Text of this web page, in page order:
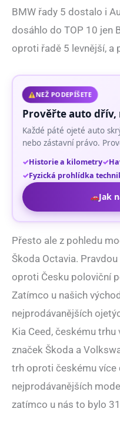
BMW řady 5 dostalo i
dosáhlo do TOP 10 jen
oproti řadě 5 levnější, a
NEŽ PODEPÍŠETE
Prověřte auto dřív,
Každé páté ojeté auto
nebo zástavní právo.
Historie a kilometry
Fyzická prohlídka
Jak
Přesto ale z pohledu
Škoda Octavia.
oproti Česku poloviční
Zatímco u našich
nejprodávanějších
Kia Ceed, českému
značek Škoda a
trh oproti českému více
nejprodávanějších
zatímco u nás to bylo